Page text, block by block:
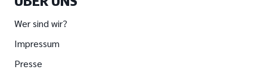
Wer sind wir?
Impressum
Presse